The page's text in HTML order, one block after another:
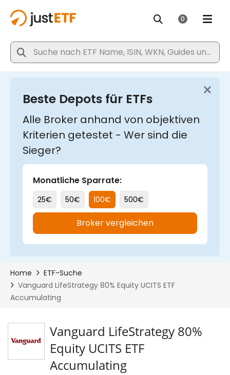
Vanguard LifeStrategy 80%
Equity UCITS ETF
Accumulating